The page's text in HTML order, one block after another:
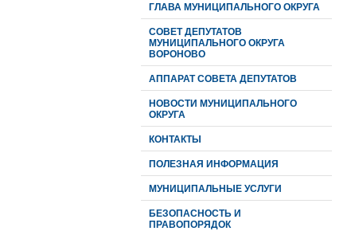
ГЛАВА МУНИЦИПАЛЬНОГО ОКРУГА
CОВЕТ ДЕПУТАТОВ
МУНИЦИПАЛЬНОГО ОКРУГА
ВОРОНОВО
АППАРАТ СОВЕТА ДЕПУТАТОВ
НОВОСТИ МУНИЦИПАЛЬНОГО
ОКРУГА
КОНТАКТЫ
ПОЛЕЗНАЯ ИНФОРМАЦИЯ
МУНИЦИПАЛЬНЫЕ УСЛУГИ
БЕЗОПАСНОСТЬ И
ПРАВОПОРЯДОК